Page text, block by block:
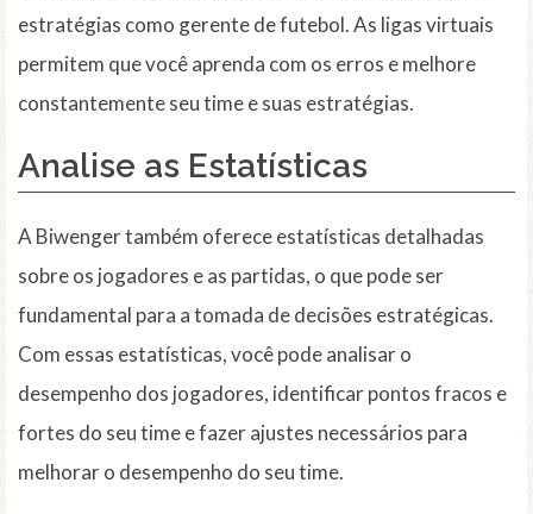
estratégias como gerente de futebol. As ligas virtuais
permitem que você aprenda com os erros e melhore
constantemente seu time e suas estratégias.
Analise as Estatísticas
A Biwenger também oferece estatísticas detalhadas
sobre os jogadores e as partidas, o que pode ser
fundamental para a tomada de decisões estratégicas.
Com essas estatísticas, você pode analisar o
desempenho dos jogadores, identificar pontos fracos e
fortes do seu time e fazer ajustes necessários para
melhorar o desempenho do seu time.